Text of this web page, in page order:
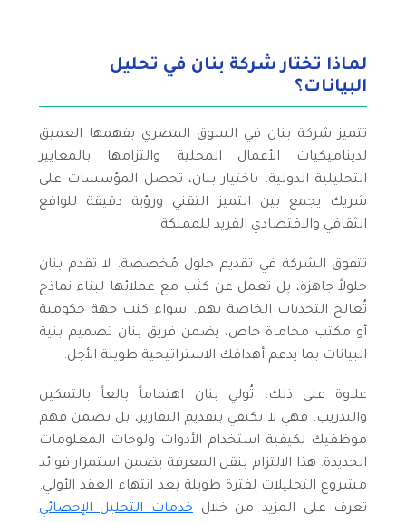
لماذا تختار شركة بنان في تحليل
البيانات؟
تتميز شركة بنان في السوق المصري بفهمها العميق
لديناميكيات الأعمال المحلية والتزامها بالمعايير
التحليلية الدولية. باختيار بنان، تحصل المؤسسات على
شريك يجمع بين التميز التقني ورؤية دقيقة للواقع
الثقافي والاقتصادي الفريد للمملكة.
تتفوق الشركة في تقديم حلول مُخصصة. لا تقدم بنان
حلولاً جاهزة، بل تعمل عن كثب مع عملائها لبناء نماذج
تُعالج التحديات الخاصة بهم. سواء كنت جهة حكومية
أو مكتب محاماة خاص، يضمن فريق بنان تصميم بنية
البيانات بما يدعم أهدافك الاستراتيجية طويلة الأجل.
علاوة على ذلك، تُولي بنان اهتماماً بالغاً بالتمكين
والتدريب. فهي لا تكتفي بتقديم التقارير، بل تضمن فهم
موظفيك لكيفية استخدام الأدوات ولوحات المعلومات
الجديدة. هذا الالتزام بنقل المعرفة يضمن استمرار فوائد
مشروع التحليلات لفترة طويلة بعد انتهاء العقد الأولي.
تعرف على المزيد من خلالخدمات التحليل الإحصائي